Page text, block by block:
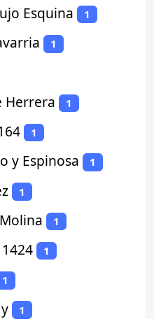
Esquina 1
1
Herrera 1
1
y Espinosa 1
1
1
1
1
1